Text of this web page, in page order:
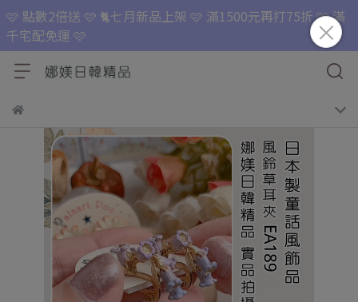
🩷 點數2倍送 🩷 🐈七月新品上架 🩷 滿1500元再打75折 🩷 滿
千宅配免運 🩷